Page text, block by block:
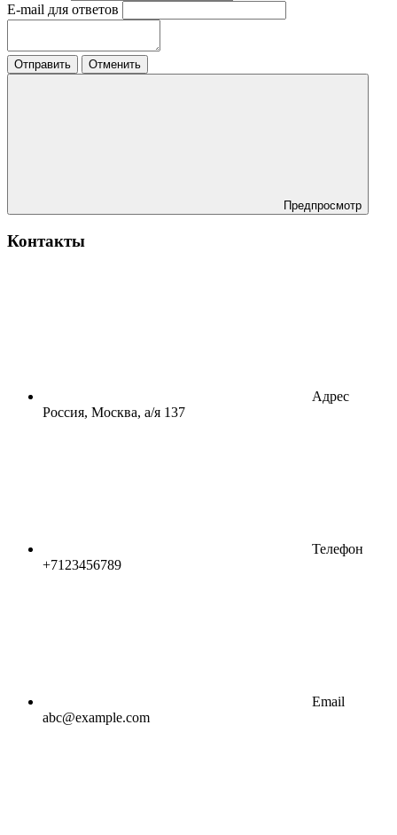
E-mail для ответов
Отправить Отменить
Предпросмотр
Контакты
Адрес
Россия, Москва, а/я 137
Телефон
+7123456789
Email
abc@example.com